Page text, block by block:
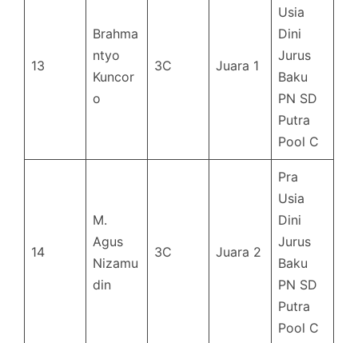
13
Brahma
ntyo
Kuncor
o
3C Juara 1
Usia
Dini
Jurus
Baku
PN SD
Putra
Pool C
14
M.
Agus
Nizamu
din
3C Juara 2
Pra
Usia
Dini
Jurus
Baku
PN SD
Putra
Pool C